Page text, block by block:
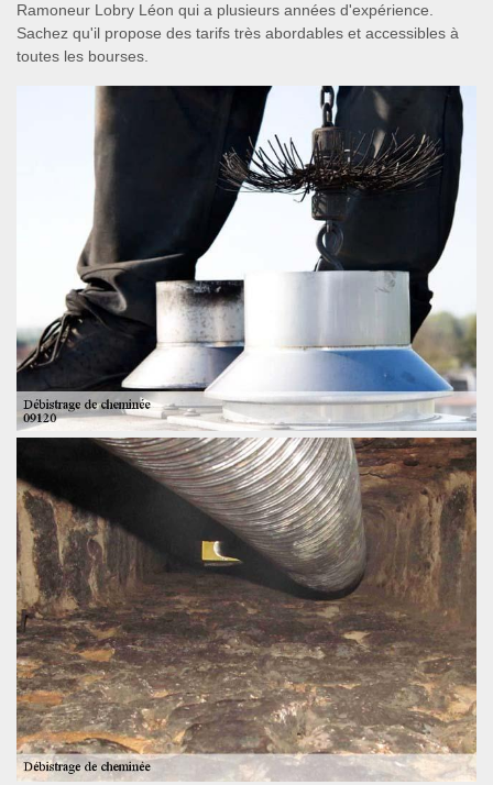
Ramoneur Lobry Léon qui a plusieurs années d'expérience.
Sachez qu'il propose des tarifs très abordables et accessibles à
toutes les bourses.